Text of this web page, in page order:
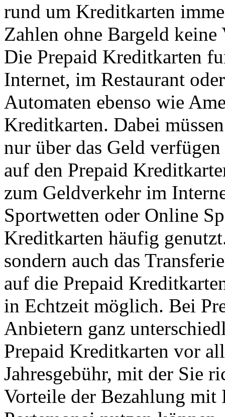
rund um Kreditkarten
Zahlen ohne Bargeld
Die Prepaid Kreditkarten
Internet, im Restaurant
Automaten ebenso wie
Kreditkarten. Dabei
nur über das Geld
auf den Prepaid
zum Geldverkehr im
Sportwetten oder Online
Kreditkarten häufig
sondern auch das
auf die Prepaid
in Echtzeit möglich. Bei
Anbietern ganz
Prepaid Kreditkarten vor
Jahresgebühr, mit der Sie
Vorteile der Bezahlung